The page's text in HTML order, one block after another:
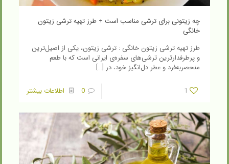
چه زیتونی برای ترشی مناسب است + طرز تهیه ترشی زیتون
خانگی
طرز تهیه ترشی زیتون خانگی : ترشی زیتون، یکی از اصیل‌ترین
و پرطرفدارترین ترشی‌های سفره‌ی ایرانی است که با طعم
منحصربه‌فرد و عطر دل‌انگیز خود، در […]
1
0 اطلاعات بیشتر